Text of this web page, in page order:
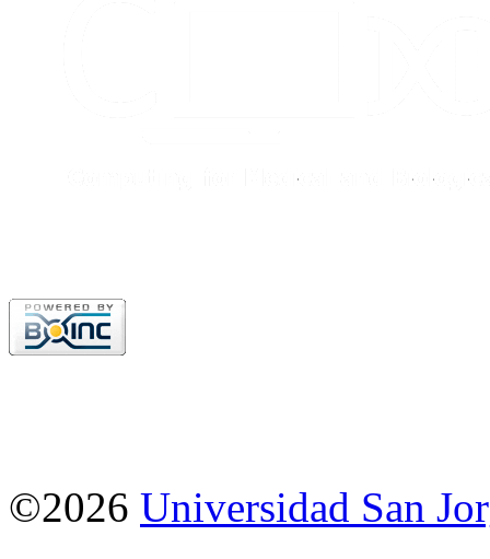
©2026 Universidad San